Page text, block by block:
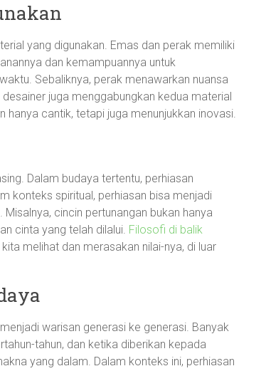
yang digunakan. Emas dan perak memiliki
dan kemampuannya untuk
Sebaliknya, perak menawarkan nuansa
juga menggabungkan kedua material
hanya cantik, tetapi juga menunjukkan inovasi.
Dalam budaya tertentu, perhiasan
konteks spiritual, perhiasan bisa menjadi
cincin pertunangan bukan hanya
cinta yang telah dilalui. Filosofi di balik
melihat dan merasakan nilai-nya, di luar
warisan generasi ke generasi. Banyak
tahun, dan ketika diberikan kepada
yang dalam. Dalam konteks ini, perhiasan